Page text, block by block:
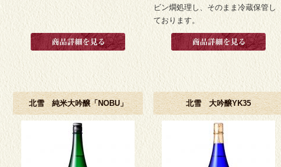
ビン燗処理し、そのまま冷蔵保管し
ております。
北雪 純米大吟醸「NOBU」 北雪 大吟醸YK35